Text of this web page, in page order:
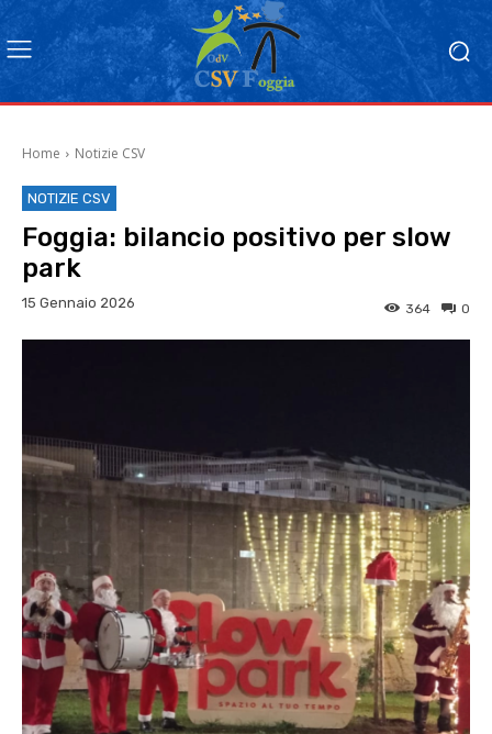
Home Notizie CSV
NOTIZIE CSV
Foggia: bilancio positivo per slow
park
15 Gennaio 2026 0
364